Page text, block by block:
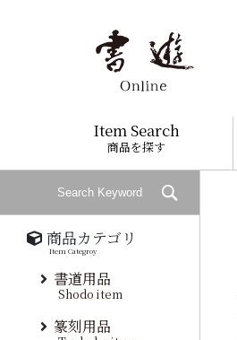
Item Search
商品を探す
商品カテゴリ
Item Categroy
書道用品
Shodo item
篆刻用品